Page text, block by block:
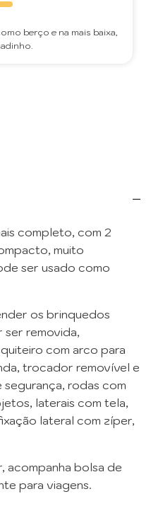
berço e na mais baixa,
completo, com 2
muito
ser usado como
os brinquedos
removida,
com arco para
trocador removível e
rodas com
laterais com tela,
lateral com zíper,
acompanha bolsa de
para viagens.